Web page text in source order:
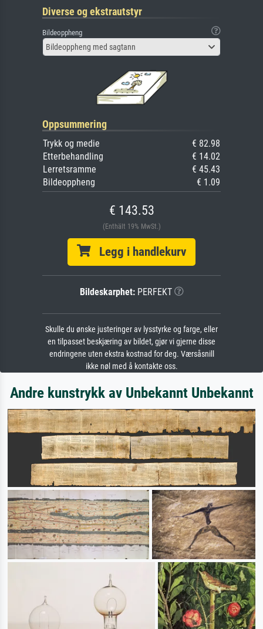
Diverse og ekstrautstyr
Bildeoppheng
Bildeoppheng med sagtann
Oppsummering
Trykk og medie
€ 82.98
Etterbehandling
€ 14.02
Lerretsramme
€ 45.43
Bildeoppheng
€ 1.09
€ 143.53
(Enthält 19% MwSt.)
Legg i handlekurv
Bildeskarphet:PERFEKT
Skulle du ønske justeringer av lysstyrke og farge, eller
en tilpasset beskjæring av bildet, gjør vi gjerne disse
endringene uten ekstra kostnad for deg. Værsåsnill
ikke nøl med å kontakte oss.
Andre kunstrykk av Unbekannt Unbekannt